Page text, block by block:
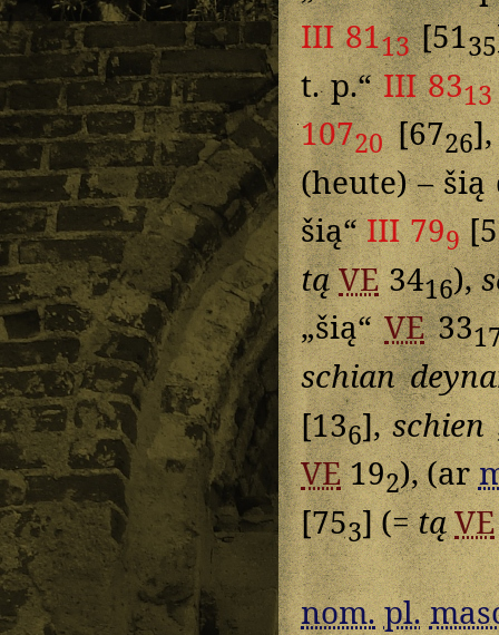
III 8113[5135
t. p.“III 8313
10720[6726
(heute) –
šią“III 799
tą VE3416),
„šią“VE33
schian
[136],schien
VE192), (ar
[753] (=tąVE
nom. pl.